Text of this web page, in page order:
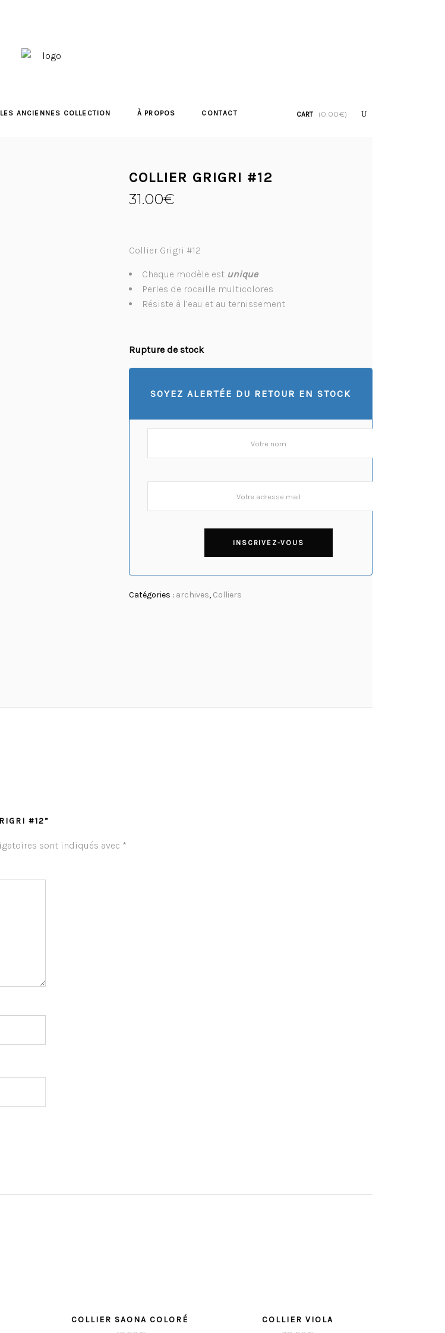
LES ANCIENNES COLLECTION À PROPOS CONTACT CART (0.00€)
COLLIER GRIGRI #12
31.00€
Collier Grigri #12
Chaque modèle est unique
Perles de rocaille multicolores
Résiste à l’eau et au ternissement
Rupture de stock
SOYEZ ALERTÉE DU RETOUR EN STOCK
Catégories : archives, Colliers
#12”
sont indiqués avec *
COLLIER SAONA COLORÉ COLLIER VIOLA